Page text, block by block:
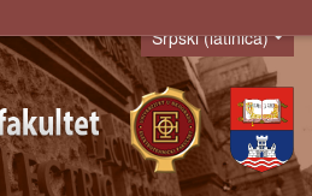
Language
Srpski (latinica)